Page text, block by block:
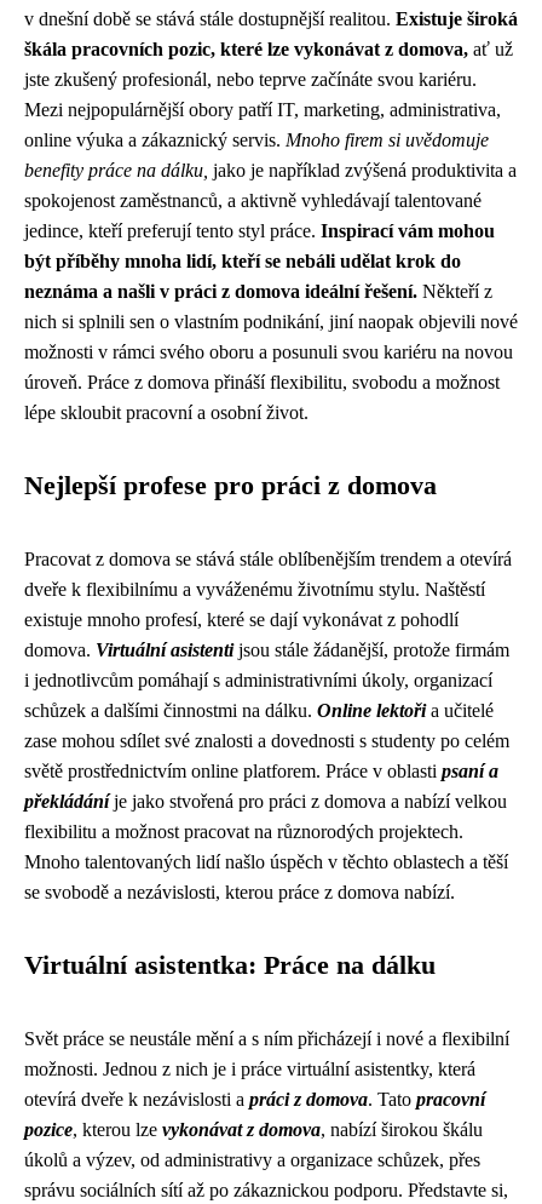
v dnešní době se stává stále dostupnější realitou. Existuje široká
škála pracovních pozic, které lze vykonávat z domova, ať už
jste zkušený profesionál, nebo teprve začínáte svou kariéru.
Mezi nejpopulárnější obory patří IT, marketing, administrativa,
online výuka a zákaznický servis. Mnoho firem si uvědomuje
benefity práce na dálku, jako je například zvýšená produktivita a
spokojenost zaměstnanců, a aktivně vyhledávají talentované
jedince, kteří preferují tento styl práce. Inspirací vám mohou
být příběhy mnoha lidí, kteří se nebáli udělat krok do
neznáma a našli v práci z domova ideální řešení. Někteří z
nich si splnili sen o vlastním podnikání, jiní naopak objevili nové
možnosti v rámci svého oboru a posunuli svou kariéru na novou
úroveň. Práce z domova přináší flexibilitu, svobodu a možnost
lépe skloubit pracovní a osobní život.
Nejlepší profese pro práci z domova
Pracovat z domova se stává stále oblíbenějším trendem a otevírá
dveře k flexibilnímu a vyváženému životnímu stylu. Naštěstí
existuje mnoho profesí, které se dají vykonávat z pohodlí
domova. Virtuální asistentijsou stále žádanější, protože firmám
i jednotlivcům pomáhají s administrativními úkoly, organizací
schůzek a dalšími činnostmi na dálku. Online lektořia učitelé
zase mohou sdílet své znalosti a dovednosti s studenty po celém
světě prostřednictvím online platforem. Práce v oblasti psaní a
překládáníje jako stvořená pro práci z domova a nabízí velkou
flexibilitu a možnost pracovat na různorodých projektech.
Mnoho talentovaných lidí našlo úspěch v těchto oblastech a těší
se svobodě a nezávislosti, kterou práce z domova nabízí.
Virtuální asistentka: Práce na dálku
Svět práce se neustále mění a s ním přicházejí i nové a flexibilní
možnosti. Jednou z nich je i práce virtuální asistentky, která
otevírá dveře k nezávislosti a práci z domova. Tato pracovní
pozice, kterou lze vykonávat z domova, nabízí širokou škálu
úkolů a výzev, od administrativy a organizace schůzek, přes
správu sociálních sítí až po zákaznickou podporu. Představte si,